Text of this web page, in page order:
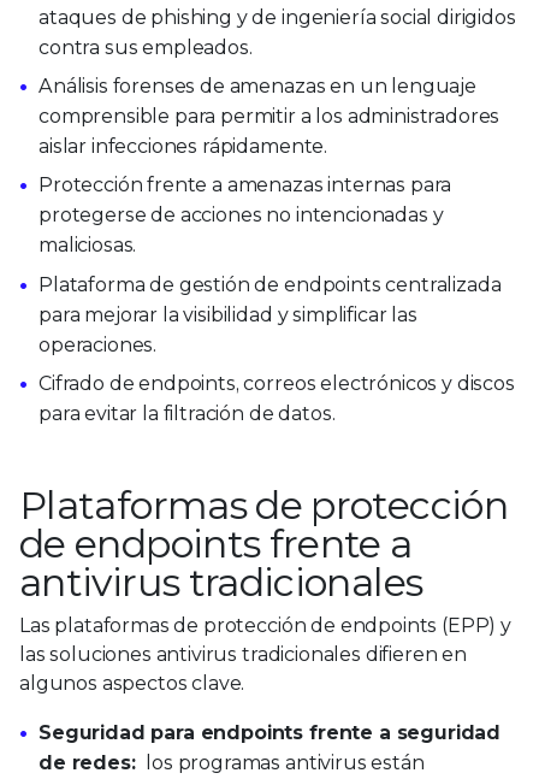
ataques de phishing y de ingeniería social dirigidos
contra sus empleados.
Análisis forenses de amenazas en un lenguaje
comprensible para permitir a los administradores
aislar infecciones rápidamente.
Protección frente a amenazas internas para
protegerse de acciones no intencionadas y
maliciosas.
Plataforma de gestión de endpoints centralizada
para mejorar la visibilidad y simplificar las
operaciones.
Cifrado de endpoints, correos electrónicos y discos
para evitar la filtración de datos.
Plataformas de protección
de endpoints frente a
antivirus tradicionales
Las plataformas de protección de endpoints (EPP) y
las soluciones antivirus tradicionales difieren en
algunos aspectos clave.
Seguridad para endpoints frente a seguridad
de redes:
los programas antivirus están